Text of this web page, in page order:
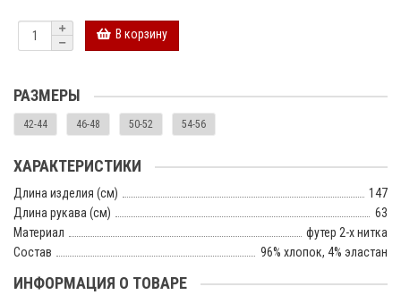
В корзину
РАЗМЕРЫ
42-44 46-48 50-52 54-56
ХАРАКТЕРИСТИКИ
Длина изделия (см)
147
Длина рукава (см)
63
Материал
футер 2-х нитка
Состав
96% хлопок, 4% эластан
ИНФОРМАЦИЯ О ТОВАРЕ